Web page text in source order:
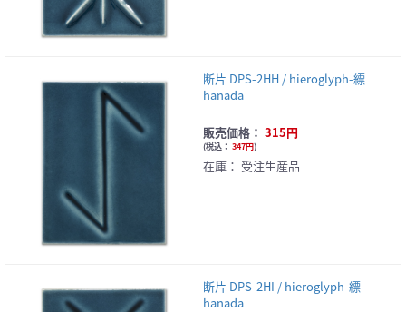
断片 DPS-2HH / hieroglyph-縹
hanada
販売価格： 315円
(税込： 347円)
在庫： 受注生産品
断片 DPS-2HI / hieroglyph-縹
hanada